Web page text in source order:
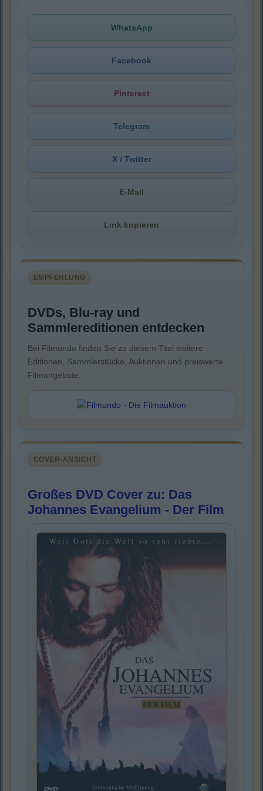
WhatsApp
Facebook
Pinterest
Telegram
X / Twitter
E-Mail
Link kopieren
EMPFEHLUNG
DVDs, Blu-ray und
Sammlereditionen entdecken
Bei Filmundo finden Sie zu diesem Titel weitere
Editionen, Sammlerstücke, Auktionen und preiswerte
Filmangebote.
COVER-ANSICHT
Großes DVD Cover zu: Das
Johannes Evangelium - Der Film